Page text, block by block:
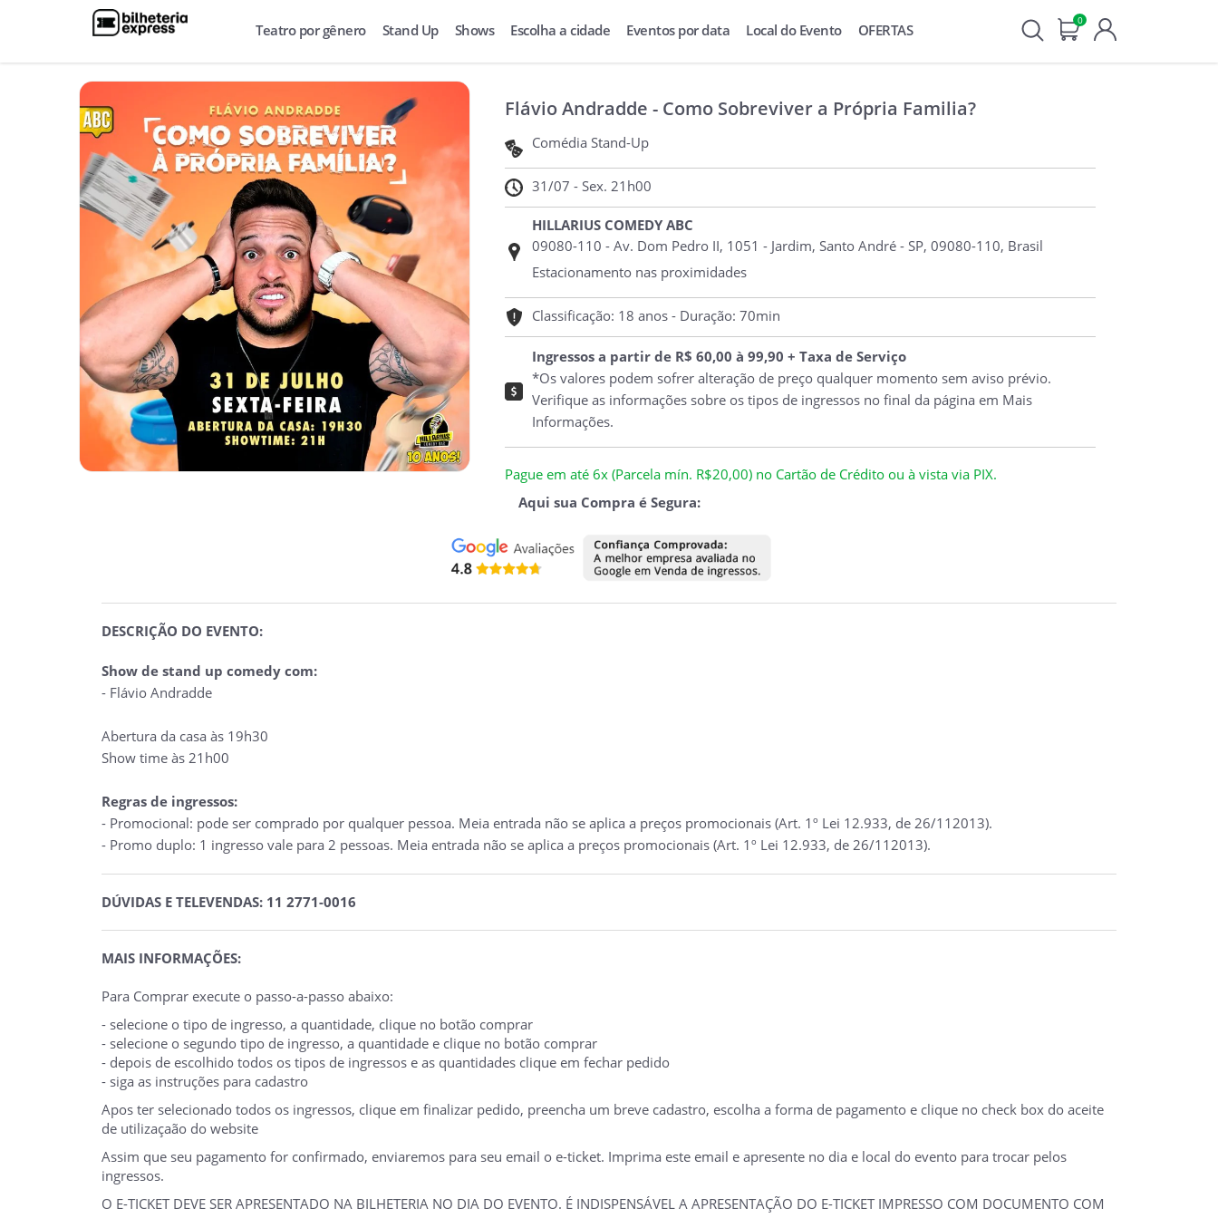
Teatro por gênero Stand Up Shows Escolha a cidade Eventos por data Local do Evento OFERTAS
0
Flávio Andradde - Como Sobreviver a Própria Familia?
Comédia Stand-Up
31/07 - Sex. 21h00
HILLARIUS COMEDY ABC
09080-110 - Av. Dom Pedro II, 1051 - Jardim, Santo André - SP, 09080-110, Brasil
Estacionamento nas proximidades
Classificação: 18 anos - Duração: 70min
Ingressos a partir de R$ 60,00 à 99,90 + Taxa de Serviço
*Os valores podem sofrer alteração de preço qualquer momento sem aviso prévio.
Verifique as informações sobre os tipos de ingressos no final da página em Mais
Informações.
Pague em até 6x (Parcela mín. R$20,00) no Cartão de Crédito ou à vista via PIX.
Aqui sua Compra é Segura:
DESCRIÇÃO DO EVENTO:
Show de stand up comedy com:
- Flávio Andradde
Abertura da casa às 19h30
Show time às 21h00
Regras de ingressos:
- Promocional: pode ser comprado por qualquer pessoa. Meia entrada não se aplica a preços promocionais (Art. 1º Lei 12.933, de 26/112013).
- Promo duplo: 1 ingresso vale para 2 pessoas. Meia entrada não se aplica a preços promocionais (Art. 1º Lei 12.933, de 26/112013).
DÚVIDAS E TELEVENDAS: 11 2771-0016
MAIS INFORMAÇÕES:
Para Comprar execute o passo-a-passo abaixo:
- selecione o tipo de ingresso, a quantidade, clique no botão comprar
- selecione o segundo tipo de ingresso, a quantidade e clique no botão comprar
- depois de escolhido todos os tipos de ingressos e as quantidades clique em fechar pedido
- siga as instruções para cadastro
Apos ter selecionado todos os ingressos, clique em finalizar pedido, preencha um breve cadastro, escolha a forma de pagamento e clique no check box do aceite
de utilizaçaão do website
Assim que seu pagamento for confirmado, enviaremos para seu email o e-ticket. Imprima este email e apresente no dia e local do evento para trocar pelos
ingressos.
O E-TICKET DEVE SER APRESENTADO NA BILHETERIA NO DIA DO EVENTO. É INDISPENSÁVEL A APRESENTAÇÃO DO E-TICKET IMPRESSO COM DOCUMENTO COM